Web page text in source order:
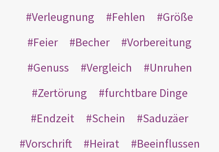
Verleugnung
Fehlen
Größe
Feier
Becher
Vorbereitung
Genuss
Vergleich
Unruhen
Zertörung
furchtbare Dinge
Endzeit
Schein
Saduzäer
Vorschrift
Heirat
Beeinflussen